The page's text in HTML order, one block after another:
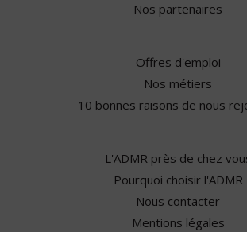
Nos partenaires
Offres d'emploi
Nos métiers
10 bonnes raisons de nous
L'ADMR près de chez
Pourquoi choisir l'ADMR
Nous contacter
Mentions légales